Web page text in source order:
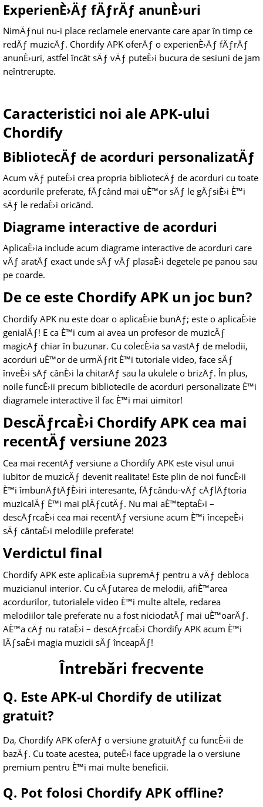
ExperienÈ›Äƒ fÄƒrÄƒ anunÈ›uri
NimÄƒnui nu-i place reclamele enervante care apar în timp ce
redÄƒ muzicÄƒ. Chordify APK oferÄƒ o experienÈ›Äƒ fÄƒrÄƒ
anunÈ›uri, astfel încât sÄƒ vÄƒ puteÈ›i bucura de sesiuni de jam
neîntrerupte.
Caracteristici noi ale APK-ului
Chordify
BibliotecÄƒ de acorduri personalizatÄƒ
Acum vÄƒ puteÈ›i crea propria bibliotecÄƒ de acorduri cu toate
acordurile preferate, fÄƒcând mai uÈ™or sÄƒ le gÄƒsiÈ›i È™i
sÄƒ le redaÈ›i oricând.
Diagrame interactive de acorduri
AplicaÈ›ia include acum diagrame interactive de acorduri care
vÄƒ aratÄƒ exact unde sÄƒ vÄƒ plasaÈ›i degetele pe panou sau
pe coarde.
De ce este Chordify APK un joc bun?
Chordify APK nu este doar o aplicaÈ›ie bunÄƒ; este o aplicaÈ›ie
genialÄƒ! E ca È™i cum ai avea un profesor de muzicÄƒ
magicÄƒ chiar în buzunar. Cu colecÈ›ia sa vastÄƒ de melodii,
acorduri uÈ™or de urmÄƒrit È™i tutoriale video, face sÄƒ
înveÈ›i sÄƒ cânÈ›i la chitarÄƒ sau la ukulele o brizÄƒ. În plus,
noile funcÈ›ii precum bibliotecile de acorduri personalizate È™i
diagramele interactive îl fac È™i mai uimitor!
DescÄƒrcaÈ›i Chordify APK cea mai
recentÄƒ versiune 2023
Cea mai recentÄƒ versiune a Chordify APK este visul unui
iubitor de muzicÄƒ devenit realitate! Este plin de noi funcÈ›ii
È™i îmbunÄƒtÄƒÈ›iri interesante, fÄƒcându-vÄƒ cÄƒlÄƒtoria
muzicalÄƒ È™i mai plÄƒcutÄƒ. Nu mai aÈ™teptaÈ›i –
descÄƒrcaÈ›i cea mai recentÄƒ versiune acum È™i începeÈ›i
sÄƒ cântaÈ›i melodiile preferate!
Verdictul final
Chordify APK este aplicaÈ›ia supremÄƒ pentru a vÄƒ debloca
muzicianul interior. Cu cÄƒutarea de melodii, afiÈ™area
acordurilor, tutorialele video È™i multe altele, redarea
melodiilor tale preferate nu a fost niciodatÄƒ mai uÈ™oarÄƒ.
AÈ™a cÄƒ nu rataÈ›i – descÄƒrcaÈ›i Chordify APK acum È™i
lÄƒsaÈ›i magia muzicii sÄƒ înceapÄƒ!
Întrebări frecvente
Q. Este APK-ul Chordify de utilizat
gratuit?
Da, Chordify APK oferÄƒ o versiune gratuitÄƒ cu funcÈ›ii de
bazÄƒ. Cu toate acestea, puteÈ›i face upgrade la o versiune
premium pentru È™i mai multe beneficii.
Q. Pot folosi Chordify APK offline?